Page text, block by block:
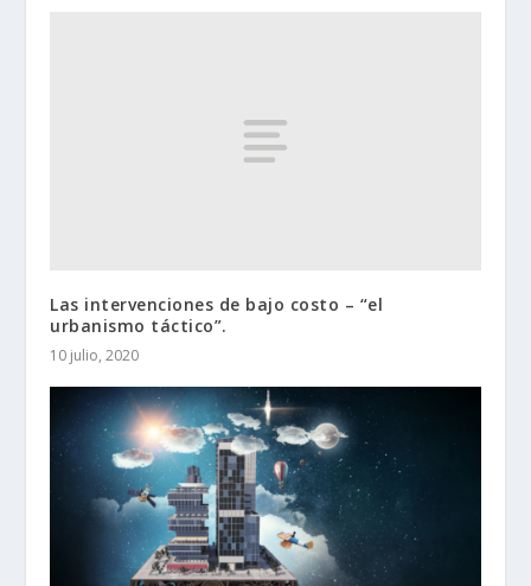
Las intervenciones de bajo costo – “el
urbanismo táctico”.
10 julio, 2020